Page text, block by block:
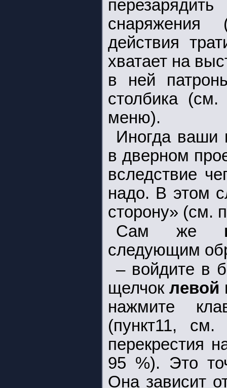
действия
хватает на
в ней
столбика
меню).
Иногда ваши
в дверном
вследствие
надо. В этом
сторону» (см.
Сам же
следующим
– войдите в
щелчок левой
нажмите
(пункт11,
перекрестия
95 %). Это
Она зависит